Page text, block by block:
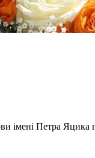
імені Петра